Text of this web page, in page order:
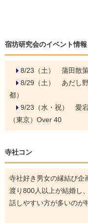
宿坊研究会のイベント情報
8/23（土） 蒲田散
8/29（土） あだし
都）
9/23（水・祝） 愛
（東京）Over 40
寺社コン
寺社好き男女の縁結び企
渡り800人以上が結婚し
話しやすい方が多いのが